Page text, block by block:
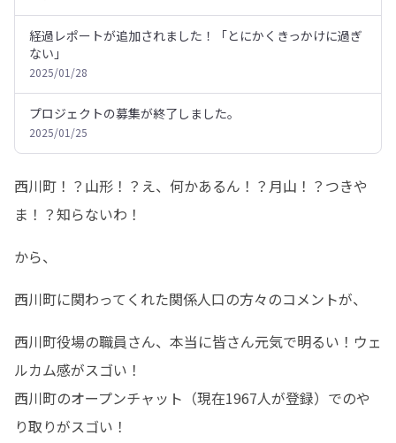
経過レポートが追加されました！「とにかくきっかけに過ぎ
ない」
2025/01/28
プロジェクトの募集が終了しました。
2025/01/25
西川町！？山形！？え、何かあるん！？月山！？つきや
ま！？知らないわ！
から、
西川町に関わってくれた関係人口の方々のコメントが、
西川町役場の職員さん、本当に皆さん元気で明るい！ウェ
ルカム感がスゴい！
西川町のオープンチャット（現在1967人が登録）でのや
り取りがスゴい！